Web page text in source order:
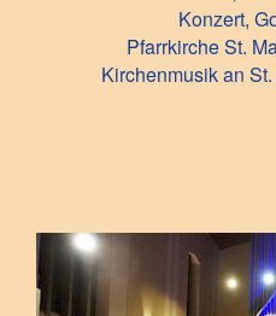
Konzert,
Pfarrkirche St.
Kirchenmusik an